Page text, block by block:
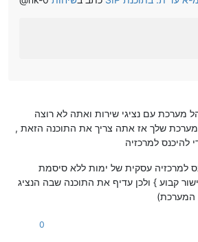
עם נציגי שירות ואתה לא רוצה
שלך אז אתה צריך את התוכנה הזאת ,
להיכנס למרכזיה
למרכזיה עסקית של ימות ללא סיסמת
קבוע } ולכן עדיף את התוכנה שבה הנציג
המערכת)
0